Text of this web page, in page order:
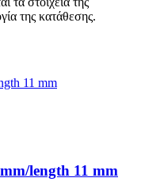
της κατάθεσης.
length 11 mm